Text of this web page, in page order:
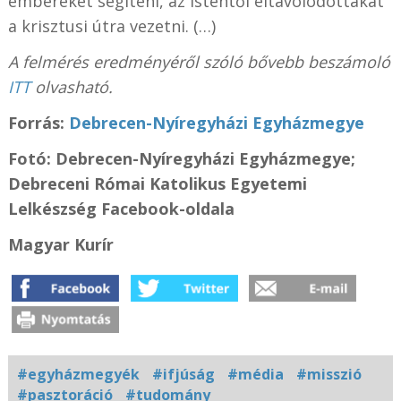
a krisztusi útra vezetni. (…)
A felmérés eredményéről szóló bővebb beszámoló
ITTolvasható.
Forrás: Debrecen-Nyíregyházi Egyházmegye
Fotó: Debrecen-Nyíregyházi Egyházmegye;
Debreceni Római Katolikus Egyetemi
Lelkészség Facebook-oldala
Magyar Kurír
#egyházmegyék #ifjúság #média
#misszió
#pasztoráció
#tudomány